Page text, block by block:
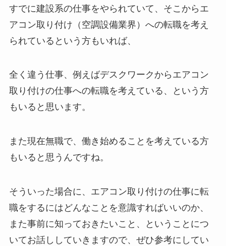
すでに建設系の仕事をやられていて、そこからエ
アコン取り付け（空調設備業界）への転職を考え
られているという方もいれば、
全く違う仕事、例えばデスクワークからエアコン
取り付けの仕事への転職を考えている、という方
もいると思います。
また現在無職で、働き始めることを考えている方
もいると思うんですね。
そういった場合に、エアコン取り付けの仕事に転
職をするにはどんなことを意識すればいいのか、
また事前に知っておきたいこと、ということにつ
いてお話ししていきますので、ぜひ参考にしてい